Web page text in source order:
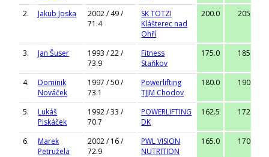
2. Jakub Joska
2002 / 49 /
71.4
SK TOTZI
Klášterec nad
Ohří
200.0 205.0
3. Jan Šuser
1993 / 22 /
73.9
Fitness
Staňkov
175.0 185.0
4.
Dominik
Nováček
1997 / 50 /
73.1
Powerlifting
TJJM Chodov
180.0 190.0
5.
Lukáš
Piskáček
1992 / 33 /
70.7
POWERLIFTING
DK
162.5 172.5
6.
Marek
Petružela
2002 / 16 /
72.9
PWL VISION
NUTRITION
165.0 170.0